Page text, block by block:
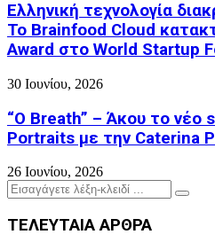
Ελληνική τεχνολογία
Το Brainfood Cloud
Award στο World Startup
30 Ιουνίου, 2026
“O Breath” – Άκου το
Portraits με την Caterina
26 Ιουνίου, 2026
Search
for:
Search
ΤΕΛΕΥΤΑΙΑ ΑΡΘΡΑ